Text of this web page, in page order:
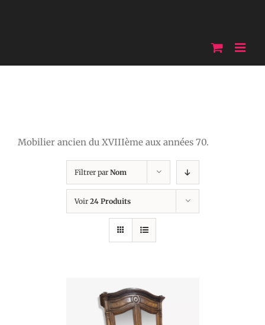
Mobilier ancien du XVIIIème aux années 70.
Filtrer par Nom
Voir 24 Produits